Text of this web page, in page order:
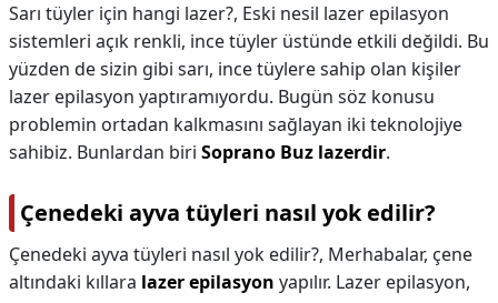
Sarı tüyler için hangi lazer?, Eski nesil lazer epilasyon
sistemleri açık renkli, ince tüyler üstünde etkili değildi. Bu
yüzden de sizin gibi sarı, ince tüylere sahip olan kişiler
lazer epilasyon yaptıramıyordu. Bugün söz konusu
problemin ortadan kalkmasını sağlayan iki teknolojiye
sahibiz. Bunlardan biri Soprano Buz lazerdir.
Çenedeki ayva tüyleri nasıl yok edilir?
Çenedeki ayva tüyleri nasıl yok edilir?, Merhabalar, çene
altındaki kıllara lazer epilasyon yapılır. Lazer epilasyon,